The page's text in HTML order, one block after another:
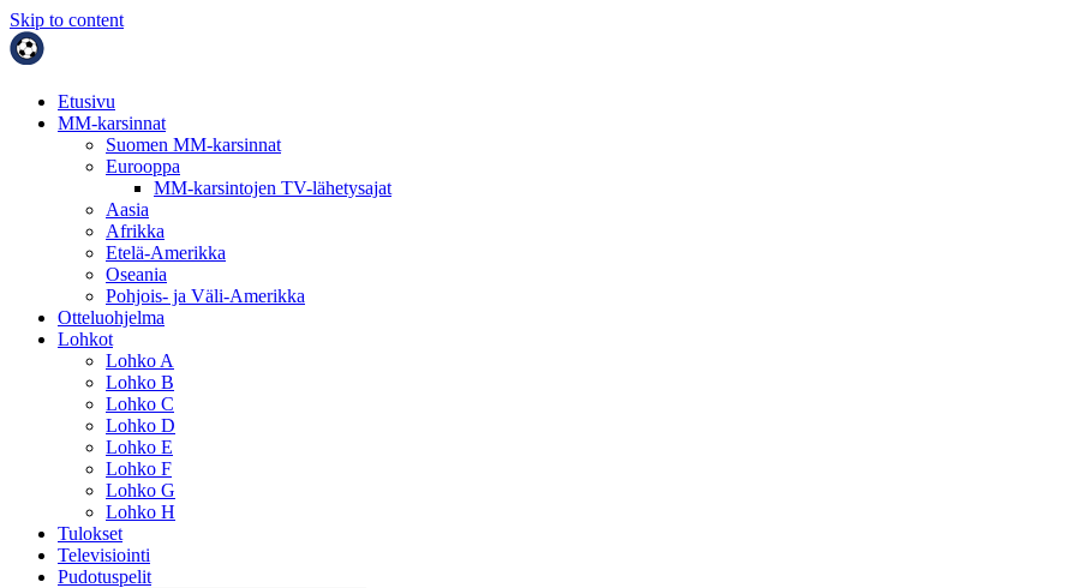
Skip to content
Etusivu
MM-karsinnat
Suomen MM-karsinnat
Eurooppa
MM-karsintojen TV-lähetysajat
Aasia
Afrikka
Etelä-Amerikka
Oseania
Pohjois- ja Väli-Amerikka
Otteluohjelma
Lohkot
Lohko A
Lohko B
Lohko C
Lohko D
Lohko E
Lohko F
Lohko G
Lohko H
Tulokset
Televisiointi
Pudotuspelit